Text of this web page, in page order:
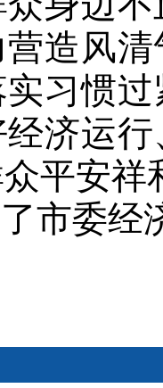
造风
习惯
济运
平安祥
市委经